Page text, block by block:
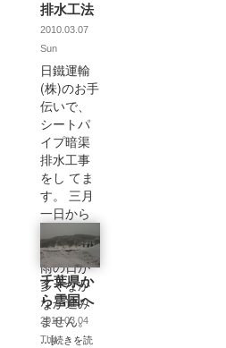
排水工法
2010.03.07
Sun
日鐵運輸
(株)のお手
伝いで、
シートパ
イプ暗渠
排水工事
をし てま
す。 三月
一日から
施工して
ますが、
雨の日が
多くなか
なか進み
ません。
...[続きを読
千葉県か
ら雪国へ
2010.03.04
Thu